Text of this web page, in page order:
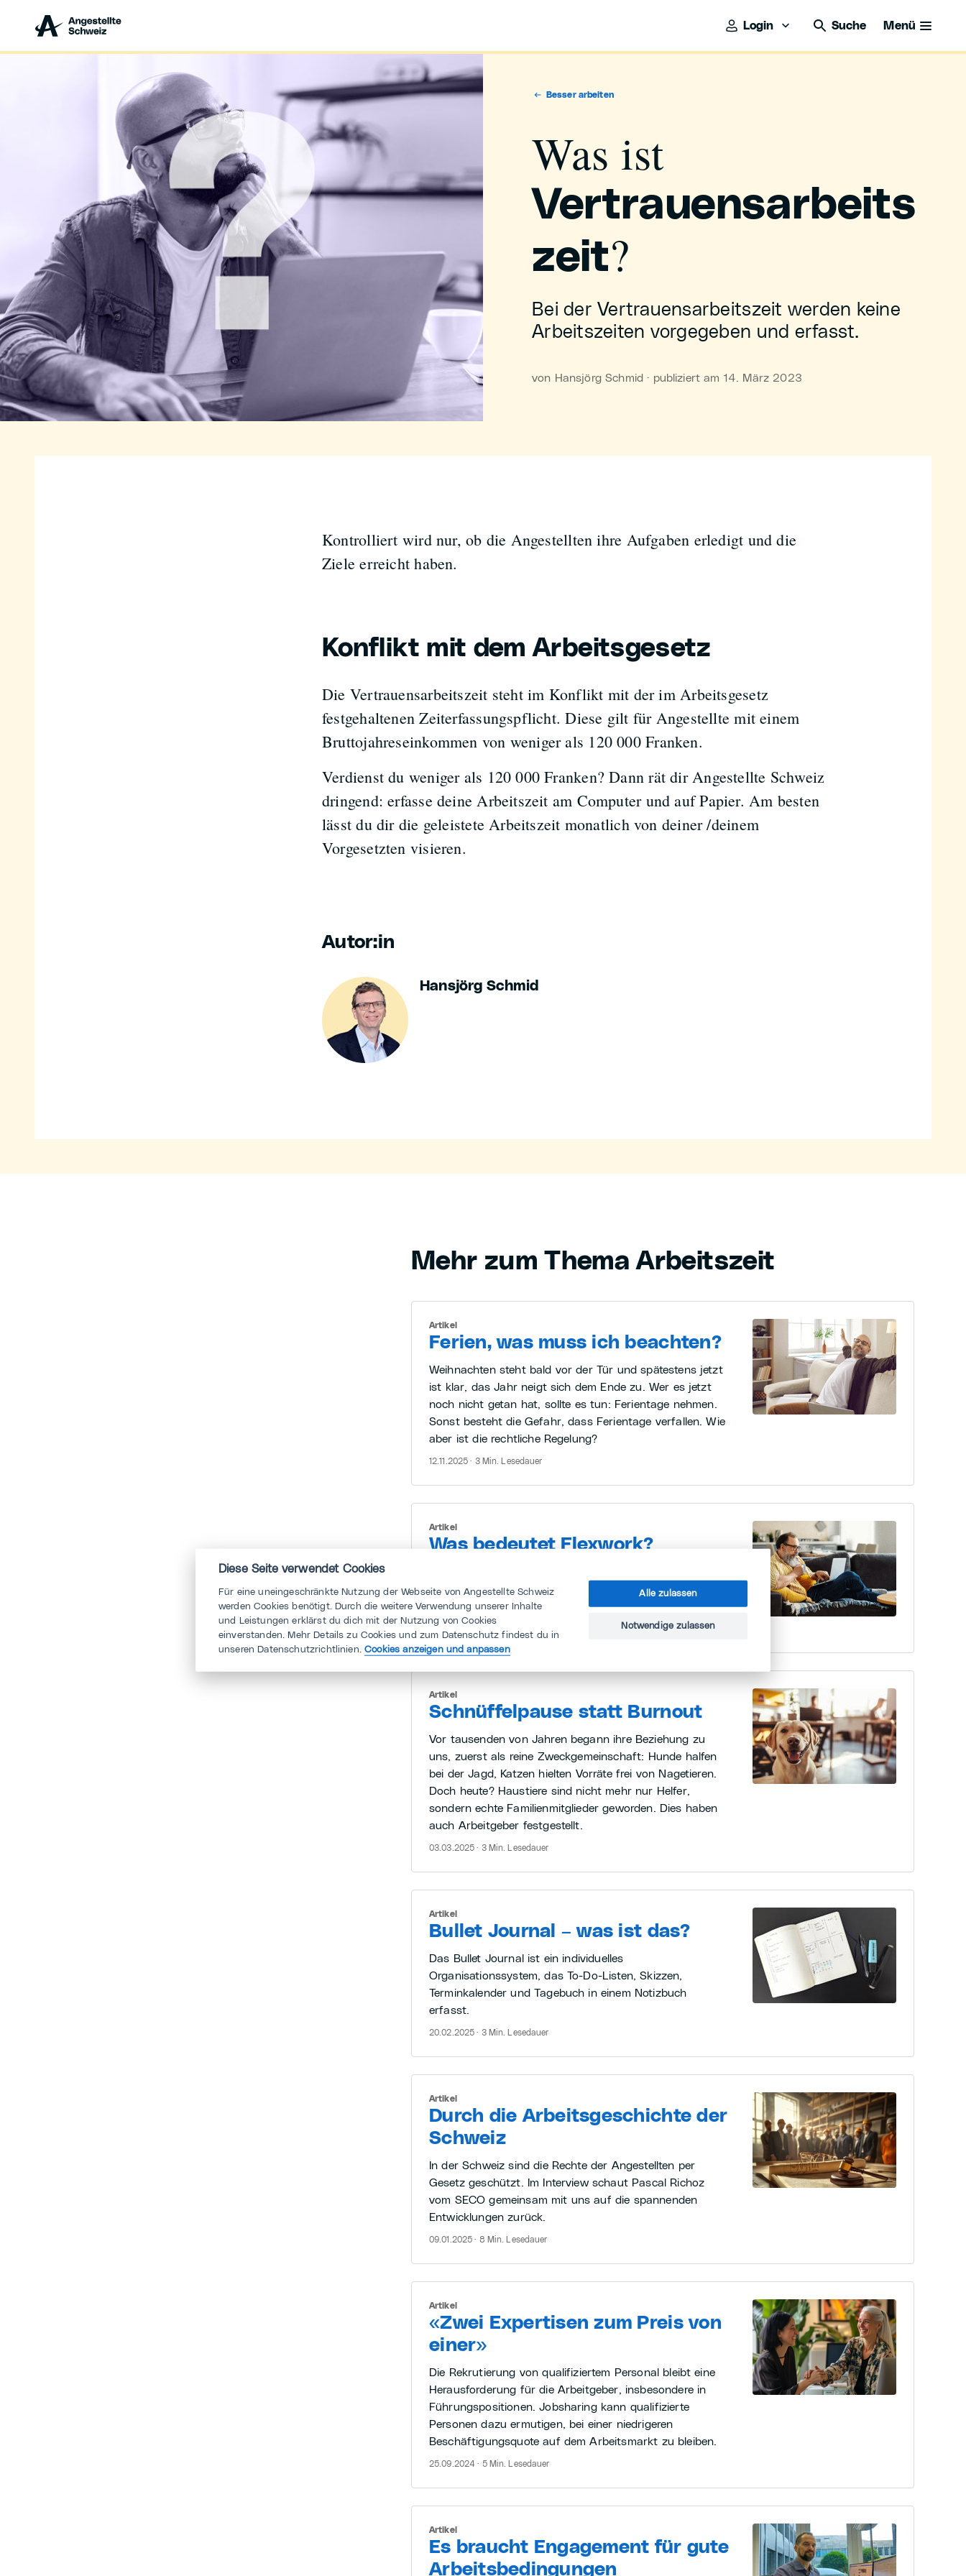
Login Suche Menü
Besser arbeiten
Was ist
Vertrauensarbeits
zeit?
Bei der Vertrauensarbeitszeit werden keine
Arbeitszeiten vorgegeben und erfasst.
von Hansjörg Schmid · publiziert am 14. März 2023
Kontrolliert wird nur, ob die Angestellten ihre Aufgaben erledigt und die
Ziele erreicht haben.
Konflikt mit dem Arbeitsgesetz
Die Vertrauensarbeitszeit steht im Konflikt mit der im Arbeitsgesetz
festgehaltenenZeiterfassungspflicht. Diese gilt für Angestellte mit einem
Bruttojahreseinkommen von weniger als 120 000 Franken.
Verdienst du weniger als 120 000 Franken? Dann rät dir Angestellte Schweiz
dringend: erfasse deine Arbeitszeit am Computer und auf Papier. Am besten
lässt du dir die geleistete Arbeitszeit monatlich von deiner /deinem
Vorgesetzten visieren.
Autor:in
Hansjörg Schmid
Mehr zum Thema Arbeitszeit
Ferien, was muss ich beachten?
Artikel
Weihnachten steht bald vor der Tür und spätestens jetzt
ist klar, das Jahr neigt sich dem Ende zu. Wer es jetzt
noch nicht getan hat, sollte es tun: Ferientage nehmen.
Sonst besteht die Gefahr, dass Ferientage verfallen. Wie
aber ist die rechtliche Regelung?
12.11.2025 · 3 Min. Lesedauer
Was bedeutet Flexwork?
Artikel
Arbeiten in Bezug auf Arbeitszeit, Arbeitsort und
Arbeitsmodell.
26.09.2025 · 2 Min. Lesedauer
Schnüffelpause statt Burnout
Artikel
Vor tausenden von Jahren begann ihre Beziehung zu
uns, zuerst als reine Zweckgemeinschaft: Hunde halfen
bei der Jagd, Katzen hielten Vorräte frei von Nagetieren.
Doch heute? Haustiere sind nicht mehr nur Helfer,
sondern echte Familienmitglieder geworden. Dies haben
auch Arbeitgeber festgestellt.
03.03.2025 · 3 Min. Lesedauer
Bullet Journal – was ist das?
Artikel
Das Bullet Journal ist ein individuelles
Organisationssystem, das To-Do-Listen, Skizzen,
Terminkalender und Tagebuch in einem Notizbuch
erfasst.
20.02.2025 · 3 Min. Lesedauer
Durch die Arbeitsgeschichte der
Schweiz
Artikel
In der Schweiz sind die Rechte der Angestellten per
Gesetz geschützt. Im Interview schaut Pascal Richoz
vom SECO gemeinsam mit uns auf die spannenden
Entwicklungen zurück.
09.01.2025 · 8 Min. Lesedauer
«Zwei Expertisen zum Preis von
einer»
Artikel
Die Rekrutierung von qualifiziertem Personal bleibt eine
Herausforderung für die Arbeitgeber, insbesondere in
Führungspositionen. Jobsharing kann qualifizierte
Personen dazu ermutigen, bei einer niedrigeren
Beschäftigungsquote auf dem Arbeitsmarkt zu bleiben.
25.09.2024 · 5 Min. Lesedauer
Es braucht Engagement für gute
Arbeitsbedingungen
Artikel
Diese Seite verwendet Cookies
Für eine uneingeschränkte Nutzung der Webseite von Angestellte Schweiz
werden Cookies benötigt. Durch die weitere Verwendung unserer Inhalte
und Leistungen erklärst du dich mit der Nutzung von Cookies
einverstanden. Mehr Details zu Cookies und zum Datenschutz findest du in
unseren Datenschutzrichtlinien.Cookies anzeigen und anpassen
Alle zulassen
Notwendige zulassen